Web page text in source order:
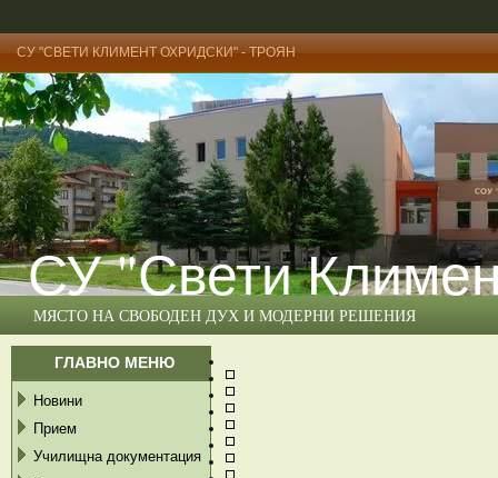
СУ "СВЕТИ КЛИМЕНТ ОХРИДСКИ" - ТРОЯН
СУ "Свети
МЯСТО НА СВОБОДЕН ДУХ И МОДЕРНИ РЕШЕНИЯ
ГЛАВНО МЕНЮ
Новини
Прием
Училищна документация